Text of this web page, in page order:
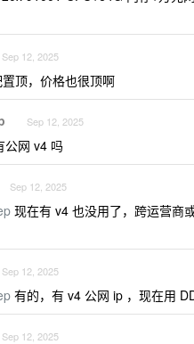
Sep 12, 2025
顶，价格也很顶啊
Sep 12, 2025
公网 v4 吗
Sep 12, 2025
现在有 v4 也没用了，跨运营商
Sep 12, 2025
有的，有 v4 公网 ip ，现在用
Sep 12, 2025